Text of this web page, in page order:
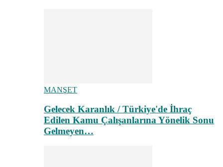
MANŞET
Gelecek Karanlık / Türkiye'de İhraç
Edilen Kamu Çalışanlarına Yönelik Sonu
Gelmeyen…